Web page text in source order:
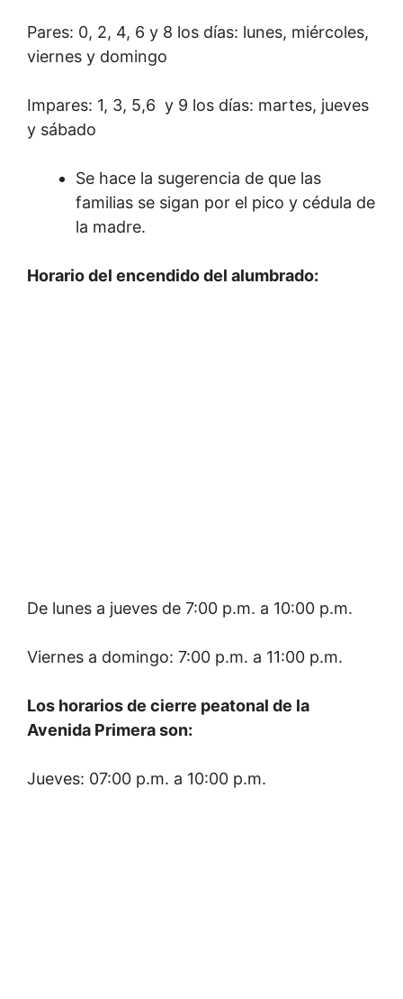
Pares: 0, 2, 4, 6 y 8 los días: lunes, miércoles,
viernes y domingo
Impares: 1, 3, 5,6 y 9 los días: martes, jueves
y sábado
Se hace la sugerencia de que las
familias se sigan por el pico y cédula de
la madre.
Horario del encendido del alumbrado:
De lunes a jueves de 7:00 p.m. a 10:00 p.m.
Viernes a domingo: 7:00 p.m. a 11:00 p.m.
Los horarios de cierre peatonal de la
Avenida Primera son:
Jueves: 07:00 p.m. a 10:00 p.m.